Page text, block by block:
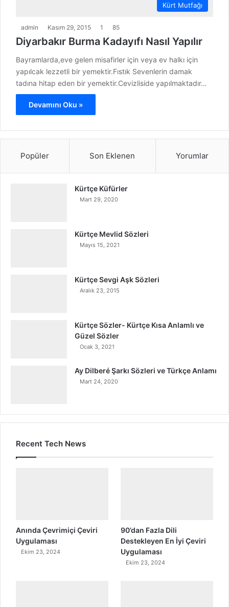
Kürt Mutfağı
admin Kasım 29, 2015 1 85
Diyarbakır Burma Kadayıfı Nasıl Yapılır
Bayramlarda,eve gelen misafirler için veya ev halkı için
yapılcak lezzetli bir yemektir.Fıstık Sevenlerin damak
tadına hitap eden bir yemektir.Cevizliside yapılmaktadır…
Devamını Oku »
Popüler Son Eklenen Yorumlar
Kürtçe Küfürler
Mart 29, 2020
Kürtçe Mevlid Sözleri
Mayıs 15, 2021
Kürtçe Sevgi Aşk Sözleri
Aralık 23, 2015
Kürtçe Sözler- Kürtçe Kısa Anlamlı ve
Güzel Sözler
Ocak 3, 2021
Ay Dilberé Şarkı Sözleri ve Türkçe Anlamı
Mart 24, 2020
Recent Tech News
Anında Çevrimiçi Çeviri
Uygulaması
Ekim 23, 2024
90’dan Fazla Dili
Destekleyen En İyi Çeviri
Uygulaması
Ekim 23, 2024